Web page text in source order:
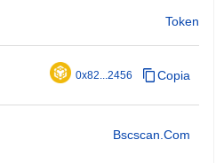
Token
0x82...2456 Copia
Bscscan.com